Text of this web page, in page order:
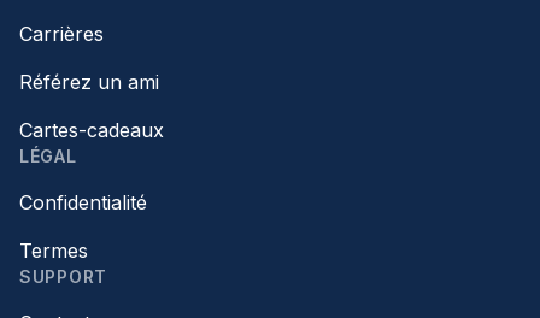
Carrières
Référez un ami
Cartes-cadeaux
LÉGAL
Confidentialité
Termes
SUPPORT